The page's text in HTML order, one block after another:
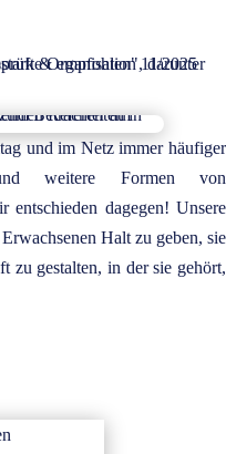
und im Netz immer häufiger
und weitere Formen von
entschieden dagegen! Unsere
Halt zu geben, sie
zu gestalten, in der sie gehört,